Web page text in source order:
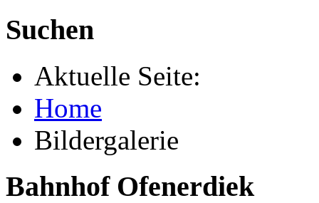
Suchen
Aktuelle Seite:
Home
Bildergalerie
Bahnhof Ofenerdiek